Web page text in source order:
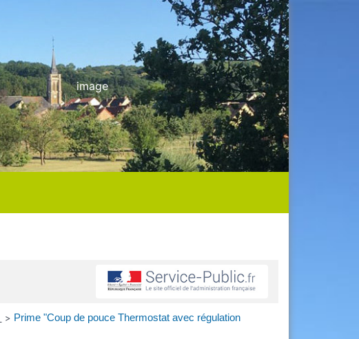
image
> Prime "Coup de pouce Thermostat avec régulation